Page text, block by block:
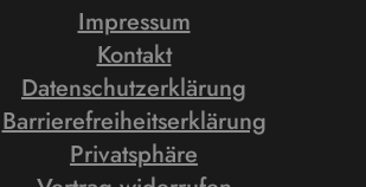
Impressum
Kontakt
Datenschutzerklärung
Barrierefreiheitserklärung
Privatsphäre